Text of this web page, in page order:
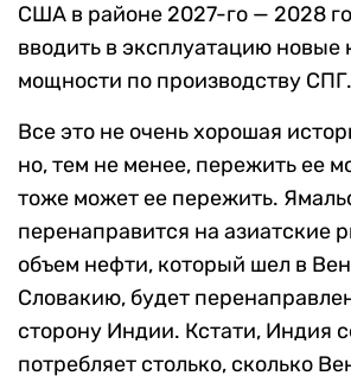
США в районе 2027-го — 2028
вводить в эксплуатацию новые
мощности по производству СПГ.
Все это не очень хорошая
но, тем не менее, пережить ее
тоже может ее пережить.
перенаправится на азиатские
объем нефти, который шел в
Словакию, будет
сторону Индии. Кстати, Индия
потребляет столько, сколько